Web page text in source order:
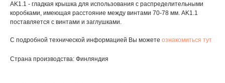
AK1.1 - гладкая крышка для использования с распределительными
коробками, имеющая расстояние между винтами 70-78 мм. AK1.1
поставляется с винтами и заглушками.
С подробной технической информацией Вы можете ознакомиться тут
Страна производства: Финляндия